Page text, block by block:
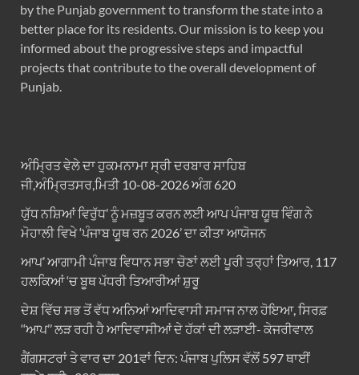
by the Punjab government to transform the state into a
better place for its residents. Our mission is to keep you
informed about the progressive steps and impactful
projects that contribute to the overall development of
Punjab.
ਅੰਮ੍ਰਿਤ ਵੇਲੇ ਦਾ ਹੁਕਮਨਾਮਾ ਸ੍ਰੀ ਦਰਬਾਰ ਸਾਹਿਬ
ਜੀ,ਅੰਮ੍ਰਿਤਸਰ,ਮਿਤੀ 10-08-2026 ਅੰਗ 620
ਯੁੱਧ ਨਸ਼ਿਆਂ ਵਿਰੁੱਧ’ ਨੂੰ ਮਜ਼ਬੂਤ ਕਰਨ ਲਈ ਆਪ ਪੰਜਾਬ ਯੂਥ ਵਿੰਗ ਨੇ
ਮੋਹਾਲੀ ਵਿਖੇ ‘ਪੰਜਾਬ ਯੂਥ ਰਨ 2026’ ਦਾ ਕੀਤਾ ਆਯੋਜਨ
ਆਪ’ ਆਗਾਮੀ ਪੰਜਾਬ ਵਿਧਾਨ ਸਭਾ ਚੋਣਾਂ ਲਈ ਪੂਰੀ ਤਰ੍ਹਾਂ ਤਿਆਰ, 117
ਹਲਕਿਆਂ ‘ਚ ਬੂਥ ਪੱਧਰੀ ਤਿਆਰੀਆਂ ਸ਼ੁਰੂ
ਦੇਸ਼ ਵਿੱਚ ਸਭ ਤੋਂ ਵੱਧ ਅਨਿਆਂ ਆਦਿਵਾਸੀ ਸਮਾਜ ਨਾਲ ਹੋਇਆ, ਸਿਰਫ਼
‘‘ਆਪ’’ ਲੜ ਰਹੀ ਹੈ ਆਦਿਵਾਸੀਆਂ ਦੇ ਹੱਕਾਂ ਦੀ ਲੜਾਈ- ਕੇਜਰੀਵਾਲ
ਗੈਂਗਸਟਰਾਂ ਤੇ ਵਾਰ ਦਾ 201ਵਾਂ ਦਿਨ: ਪੰਜਾਬ ਪੁਲਿਸ ਵੱਲੋਂ 597 ਥਾਈਂ